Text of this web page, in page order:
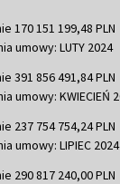
170 151 199,48 PLN
umowy: LUTY 2024
391 856 491,84 PLN
umowy: KWIECIEŃ
237 754 754,24 PLN
umowy: LIPIEC 2024
290 817 240,00 PLN